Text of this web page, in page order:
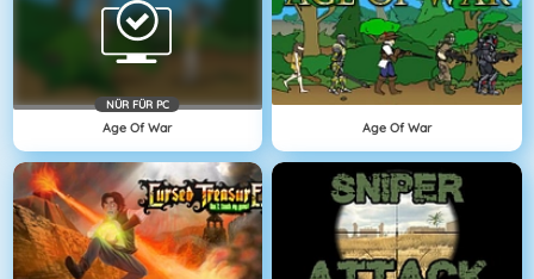
NÜR FÜR PC
Age Of War Age Of War